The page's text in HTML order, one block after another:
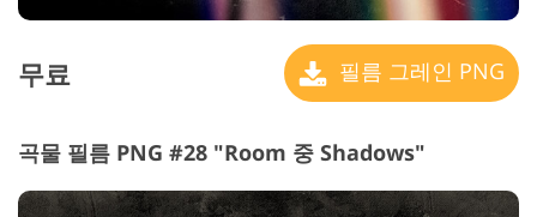
무료 필름 그레인 PNG
곡물 필름 PNG #28 "Room 중 Shadows"